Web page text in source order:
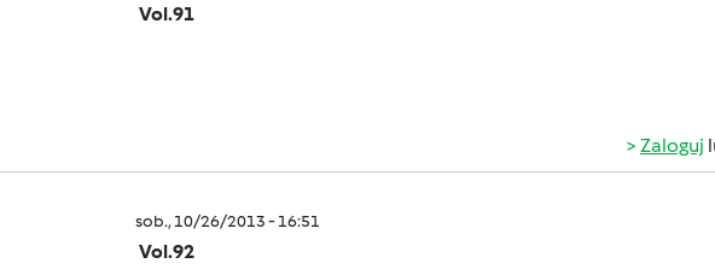
Vol.91
Zaloguj
sob., 10/26/2013 - 16:51
Vol.92